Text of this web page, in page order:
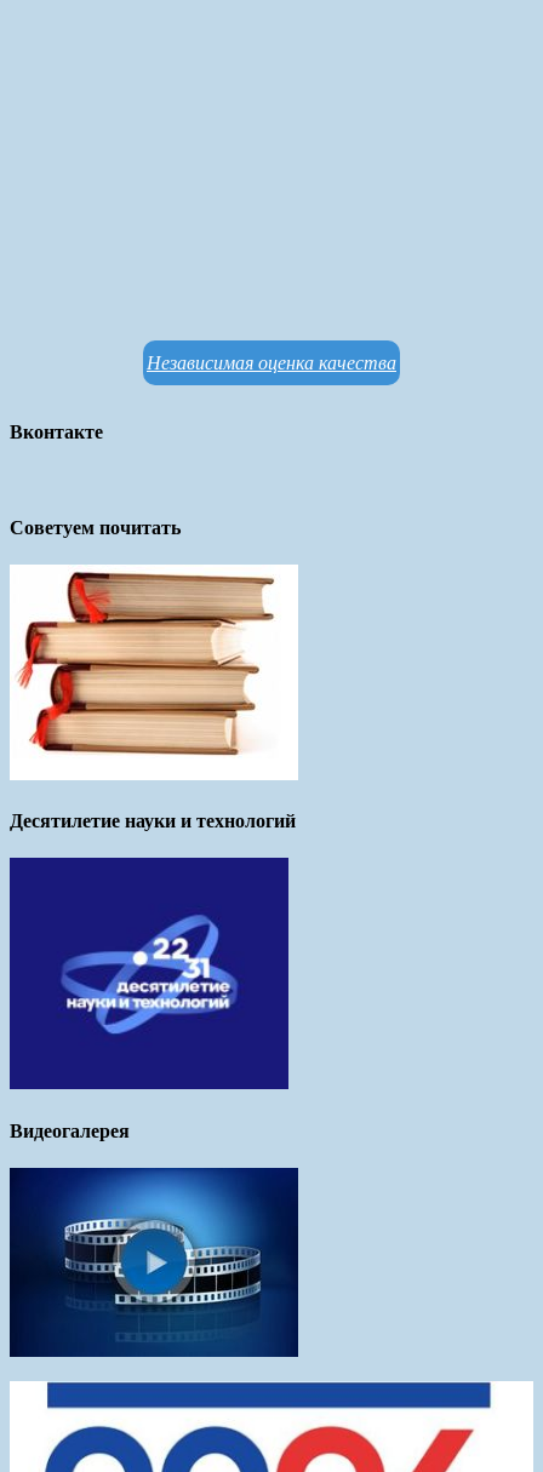
Независимая оценка качества
Вконтакте
Советуем почитать
Десятилетие науки и технологий
Видеогалерея